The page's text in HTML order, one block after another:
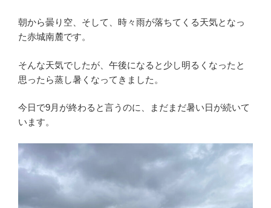
朝から曇り空、そして、時々雨が落ちてくる天気となっ
た赤城南麓です。
そんな天気でしたが、午後になると少し明るくなったと
思ったら蒸し暑くなってきました。
今日で9月が終わると言うのに、まだまだ暑い日が続いて
います。